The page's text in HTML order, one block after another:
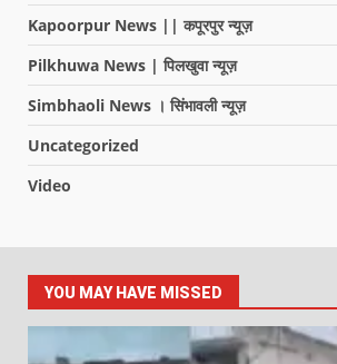
Kapoorpur News || कपूरपुर न्यूज़
Pilkhuwa News | पिलखुवा न्यूज़
Simbhaoli News । सिंभावली न्यूज़
Uncategorized
Video
YOU MAY HAVE MISSED